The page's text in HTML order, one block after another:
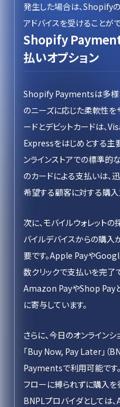
発生した場合は、Shopify
アドバイスを受けることがで
Shopify
払いオプション
Shopify Paymentsは多様
のニーズに応じた柔軟性を
ードとデビットカードは、
Expressをはじめとする主
ンラインストアでの標準的
のカードによる支払いは、
希望する顧客に対する購入
次に、モバイルウォレット
バイルデバイスからの購入
要です。Apple Payや
数クリックで支払いを完了
Amazon PayやShop Pay
に寄与しています。
さらに、今日のオンライン
「Buy Now, Pay Later」（
Paymentsで利用可能です
フローに縛られずに購入を
BNPLプロバイダとしては